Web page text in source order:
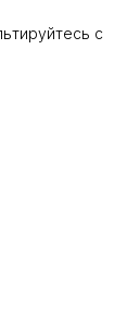
с